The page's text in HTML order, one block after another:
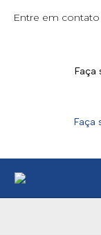
Entre em
Faça
Faça